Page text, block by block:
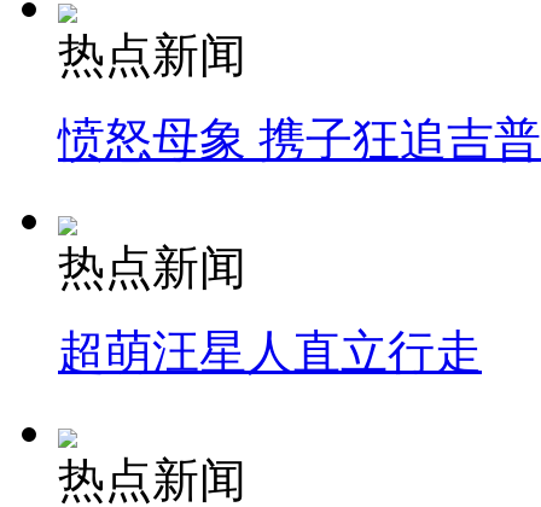
热点新闻
愤怒母象 携子狂追吉
热点新闻
超萌汪星人直立行走
热点新闻